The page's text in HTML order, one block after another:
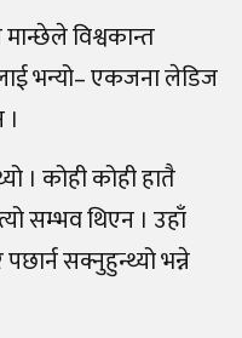
विश्वकान्त
भन्यो– एकजना लेडिज
। कोही कोही हातै
सम्भव थिएन । उहाँ
सक्नुहुन्थ्यो भन्ने